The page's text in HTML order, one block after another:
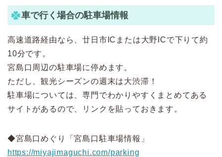
車で行く場合の駐車場情報
高速道路経由なら、廿日市ICまたは大野ICで下りて約
10分です。
宮島口周辺の駐車場に停めます。
ただし、観光シーズンの週末は大渋滞！
駐車場については、専門でわかりやすくまとめてある
サイトがあるので、リンクを貼っておきます。
◆宮島口めぐり「宮島口駐車場情報」
https://miyajimaguchi.com/parking